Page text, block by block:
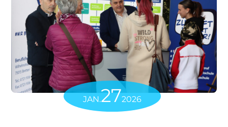
JAN.272026